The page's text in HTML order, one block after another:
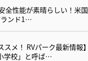
全性能が素晴らしい！米国
ランド1…
スメ！ RVパーク最新情報】
学校」と呼ば…